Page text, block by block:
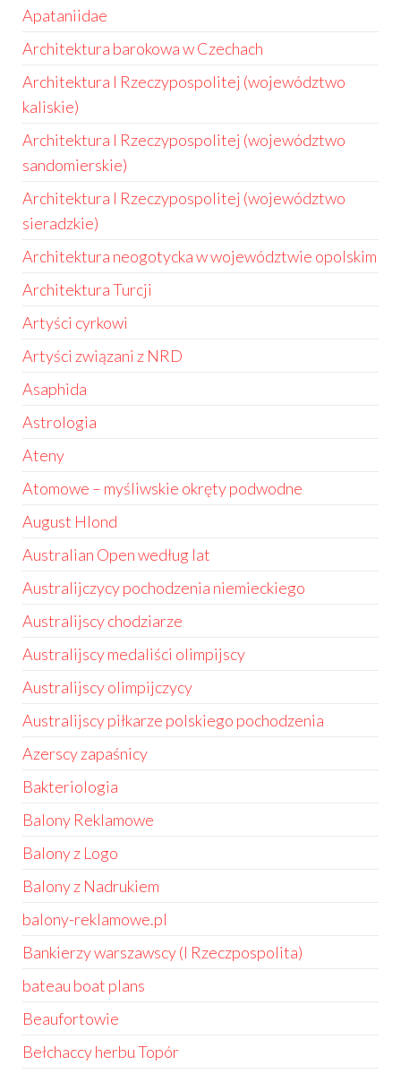
Apataniidae
Architektura barokowa w Czechach
Architektura I Rzeczypospolitej (województwo
kaliskie)
Architektura I Rzeczypospolitej (województwo
sandomierskie)
Architektura I Rzeczypospolitej (województwo
sieradzkie)
Architektura neogotycka w województwie opolskim
Architektura Turcji
Artyści cyrkowi
Artyści związani z NRD
Asaphida
Astrologia
Ateny
Atomowe – myśliwskie okręty podwodne
August Hlond
Australian Open według lat
Australijczycy pochodzenia niemieckiego
Australijscy chodziarze
Australijscy medaliści olimpijscy
Australijscy olimpijczycy
Australijscy piłkarze polskiego pochodzenia
Azerscy zapaśnicy
Bakteriologia
Balony Reklamowe
Balony z Logo
Balony z Nadrukiem
balony-reklamowe.pl
Bankierzy warszawscy (I Rzeczpospolita)
bateau boat plans
Beaufortowie
Bełchaccy herbu Topór